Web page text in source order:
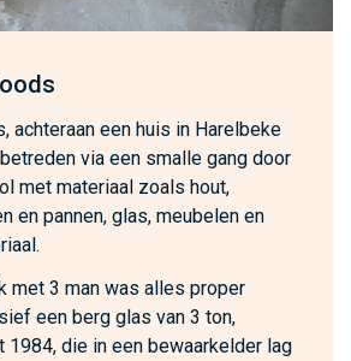
achteraan een huis in Harelbeke
via een smalle gang door
met materiaal zoals hout,
en pannen, glas, meubelen en
met 3 man was alles proper
een berg glas van 3 ton,
1984, die in een bewaarkelder lag